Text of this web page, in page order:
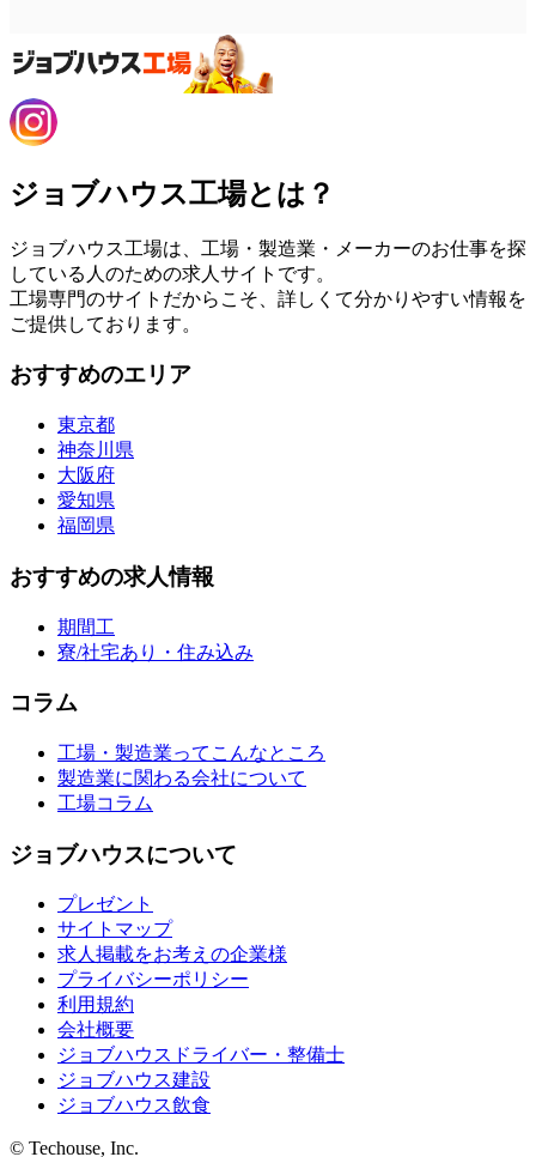
ジョブハウス工場とは？
ジョブハウス工場は、工場・製造業・メーカーのお仕事を探
している人のための求人サイトです。
工場専門のサイトだからこそ、詳しくて分かりやすい情報を
ご提供しております。
おすすめのエリア
東京都
神奈川県
大阪府
愛知県
福岡県
おすすめの求人情報
期間工
寮/社宅あり・住み込み
コラム
工場・製造業ってこんなところ
製造業に関わる会社について
工場コラム
ジョブハウスについて
プレゼント
サイトマップ
求人掲載をお考えの企業様
プライバシーポリシー
利用規約
会社概要
ジョブハウスドライバー・整備士
ジョブハウス建設
ジョブハウス飲食
© Techouse, Inc.